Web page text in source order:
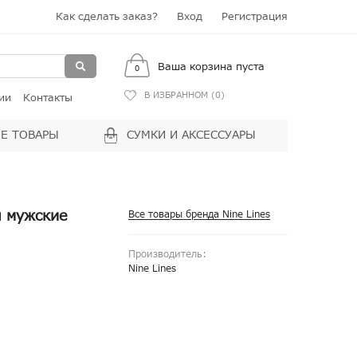
Как сделать заказ? Вход Регистрация
Контакты
0 Ваша корзина пуста
В ИЗБРАННОМ (0)
ТОВАРЫ СУМКИ И АКСЕССУАРЫ
Все товары бренда Nine Lines
Производитель:
Nine Lines